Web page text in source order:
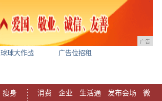
广告
球球大作战 广告位招租
瘦身
消费 企业 生活通 发布会场
微